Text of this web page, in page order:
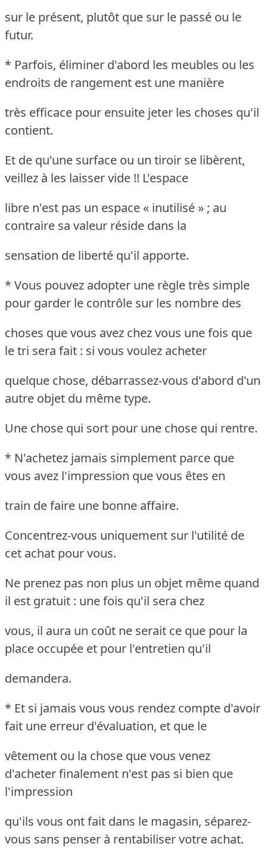
sur le présent, plutôt que sur le passé ou le
futur.
* Parfois, éliminer d'abord les meubles ou les
endroits de rangement est une manière
très efficace pour ensuite jeter les choses qu'il
contient.
Et de qu'une surface ou un tiroir se libèrent,
veillez à les laisser vide !! L'espace
libre n'est pas un espace « inutilisé » ; au
contraire sa valeur réside dans la
sensation de liberté qu'il apporte.
* Vous pouvez adopter une règle très simple
pour garder le contrôle sur les nombre des
choses que vous avez chez vous une fois que
le tri sera fait : si vous voulez acheter
quelque chose, débarrassez-vous d'abord d'un
autre objet du même type.
Une chose qui sort pour une chose qui rentre.
* N'achetez jamais simplement parce que
vous avez l'impression que vous êtes en
train de faire une bonne affaire.
Concentrez-vous uniquement sur l'utilité de
cet achat pour vous.
Ne prenez pas non plus un objet même quand
il est gratuit : une fois qu'il sera chez
vous, il aura un coût ne serait ce que pour la
place occupée et pour l'entretien qu'il
demandera.
* Et si jamais vous vous rendez compte d'avoir
fait une erreur d'évaluation, et que le
vêtement ou la chose que vous venez
d'acheter finalement n'est pas si bien que
l'impression
qu'ils vous ont fait dans le magasin, séparez-
vous sans penser à rentabiliser votre achat.